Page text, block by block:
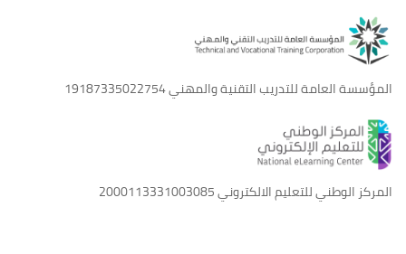
المؤسسة العامة للتدريب التقنية والمهني19187335022754
المركز الوطني للتعليم الالكتروني2000113331003085